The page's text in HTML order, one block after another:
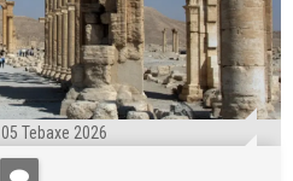
05 Tebaxe 2026